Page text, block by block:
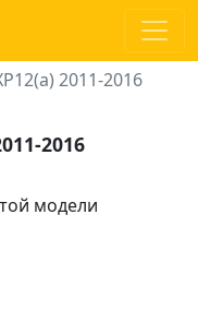
2011-2016
2016
модели